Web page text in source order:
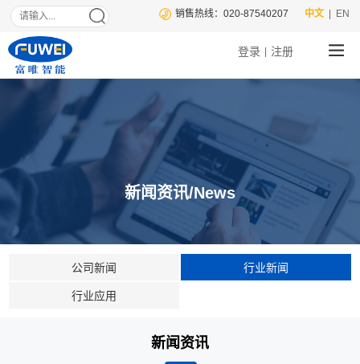
| EN
中文
销售热线：020-87540207
登录 注册
新闻资讯/News
公司新闻 行业新闻
行业应用
新闻资讯